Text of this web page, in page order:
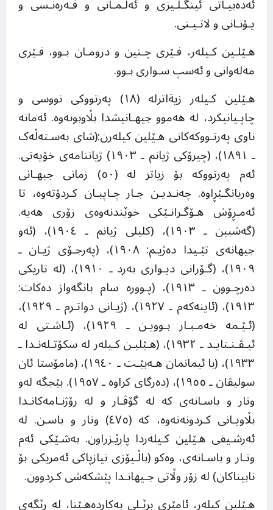
ئەدەبیـاتی ئینگـلـیزی و ئەڵـمـانی و فـەرەنـسی و
یـۆنـانی و لاتـیـنی.
هـێلـین کـیلەر، فـێری چـنین و درومـان بـوو، فـێری
مەلەوانی و ئەسپ سـواری بـوو.
هـێلین کـیلەر زیةاترلە (١٨) پەرتووکی نووسی و
چاپـیانیکرد، لە هەموو جیهـانیشدا بڵاوبونەوە. ئەمانە
ناوی پەرتـووکەکانی هـێلین کیلەرن:(شای بەسـتەڵەک
ـ ١٨٩١)، (چیرۆکی ژیانم ـ ١٩٠٣) ژیاننامەی خۆیەتی.
ئەم پەرتووکە بۆ زیاتر لە (٥٠) زمانی جیهـانی
وەریانگـێڕاوە. چەنـدیـن جـار چـاپیـان کـردۆتەوە، تا
ئەمـڕۆش هـۆگـرانـێکی خوێندنەوەی زۆری هەیە.
(گەشبین ـ ١٩٠٣)، (کلیلی ژیانم ـ ١٩٠٤)، (ئەو
جیهانەی تێـیدا دەژیـم: ١٩٠٨)، (پەرجـۆی ژیـان ـ
١٩٠٩)، (گـۆرانی دیـواری بەرد ـ ١٩١٠)، (لە تاریکی
دەرچـوون ـ ١٩١٣)، (پـوورە سام بانگەواز دەکات:
١٩١٣)، (ئاینەکەم ـ ١٩٢٧)، (ژیـانی دواتـرم ـ ١٩٢٩)،
(ئـێـمە خەمـبـار بـوویـن ـ ١٩٢٩)، (ئـاشـتی لە
ئیـڤـنـتایـد ـ ١٩٣٢)، (هـێلیـن کـیلەر لە سکۆتـلەنـدا ـ
١٩٣٣)، (با ئیمانمان هـەبێـت ـ ١٩٤٠)، (مامۆستا ئان
سولیڤان ـ ١٩٥٥)، (دەرگای کراوە ـ ١٩٥٧). بێجگە لەو
وتار و باسـانەی کە لە گۆڤـار و لە رۆژنـامەکانـدا
بڵاویـانی کـردونەتەوە، کە (٤٧٥) وتار و باسـن. لە
ئەرشـیفی هـێلین کـیلەردا پارێـزراون. بەشـێکی ئەم
وتـار و باسـانەی، وەکو (باڵـیۆزی نیازپاکی ئەمریکی بۆ
نابیناکان) لە زۆر وڵاتی جـیهانـدا پێشکەشی کـردوون.
هـێلین کیلەر، ئامێری برێـلی بەکاردەهـێنا، لە رێگەی